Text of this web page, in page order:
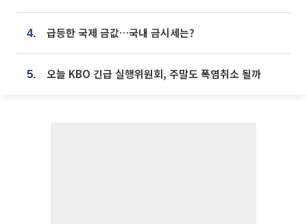
4. 급등한 국제 금값…국내 금시세는?
5. 오늘 KBO 긴급 실행위원회, 주말도 폭염취소 될까